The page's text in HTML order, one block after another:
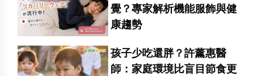
覺？專家解析機能服飾與健
康趨勢
孩子少吃還胖？許薰惠醫
師：家庭環境比盲目節食更